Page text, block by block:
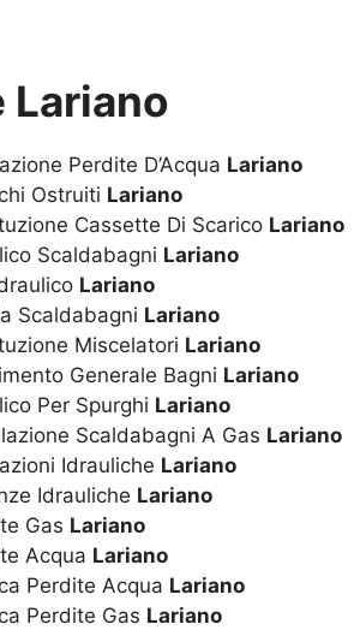
Lariano
Perdite D’Acqua Lariano
Ostruiti Lariano
Cassette Di Scarico Lariano
Scaldabagni Lariano
Lariano
Scaldabagni Lariano
Miscelatori Lariano
Generale Bagni Lariano
Per Spurghi Lariano
Scaldabagni A Gas Lariano
Idrauliche Lariano
Idrauliche Lariano
Gas Lariano
Acqua Lariano
Perdite Acqua Lariano
Perdite Gas Lariano